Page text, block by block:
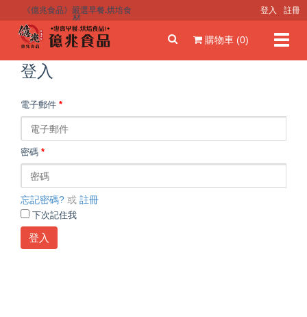
《億兆食品》嚴選早餐.烘培食
材
登入 註冊
購物車 (0)
登入
電子郵件 *
密碼 *
忘記密碼? 或 註冊
下次記住我
登入